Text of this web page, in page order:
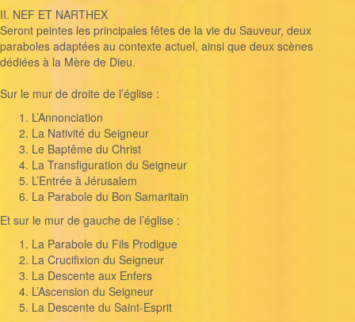
II. NEF ET NARTHEX
Seront peintes les principales fêtes de la vie du Sauveur, deux
paraboles adaptées au contexte actuel, ainsi que deux scènes
dédiées à la Mère de Dieu.
Sur le mur de droite de l’église :
L’Annonciation
La Nativité du Seigneur
Le Baptême du Christ
La Transfiguration du Seigneur
L’Entrée à Jérusalem
La Parabole du Bon Samaritain
Et sur le mur de gauche de l’église :
La Parabole du Fils Prodigue
La Crucifixion du Seigneur
La Descente aux Enfers
L’Ascension du Seigneur
La Descente du Saint-Esprit